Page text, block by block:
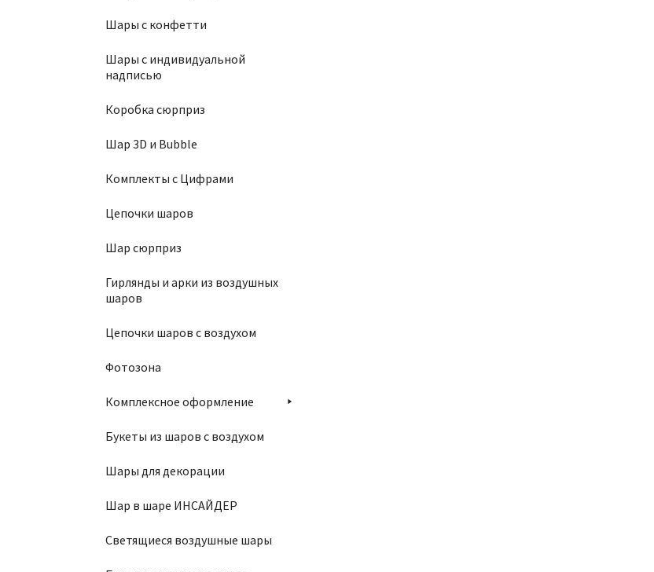
Шары с конфетти
Шары с индивидуальной
надписью
Коробка сюрприз
Шар 3D и Bubble
Комплекты с Цифрами
Цепочки шаров
Шар сюрприз
Гирлянды и арки из воздушных
шаров
Цепочки шаров с воздухом
Фотозона
Комплексное оформление
Букеты из шаров с воздухом
Шары для декорации
Шар в шаре ИНСАЙДЕР
Светящиеся воздушные шары